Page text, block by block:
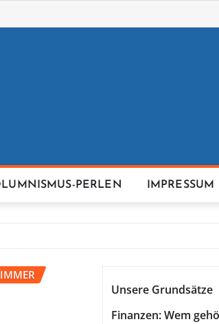
PERLEN IMPRESSUM
Unsere Grundsätze
Finanzen: Wem